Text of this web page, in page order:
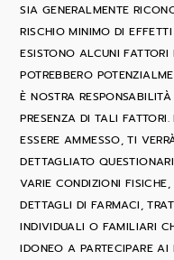
SIA GENERALMENTE
RISCHIO MINIMO DI
ESISTONO ALCUNI
POTREBBERO
È NOSTRA
PRESENZA DI TALI
ESSERE AMMESSO, TI
DETTAGLIATO
VARIE CONDIZIONI
DETTAGLI DI FARMACI,
INDIVIDUALI O FAMILIARI
IDONEO A PARTECIPARE AI